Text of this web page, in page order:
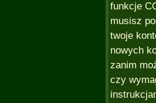
funkcje
musisz
twoje
nowych
zanim
czy